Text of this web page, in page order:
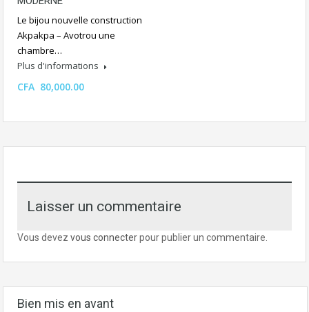
Le bijou nouvelle construction
Akpakpa – Avotrou une
chambre…
Plus d'informations
CFA 80,000.00
Laisser un commentaire
Vous devez vous connecterpour publier un commentaire.
Bien mis en avant